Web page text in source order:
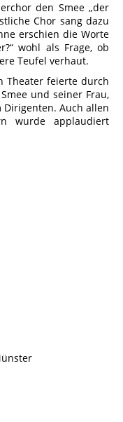
den Smee „der
Chor sang dazu
erschien die Worte
wohl als Frage, ob
Teufel verhaut.
Theater feierte durch
und seiner Frau,
Auch allen
wurde applaudiert